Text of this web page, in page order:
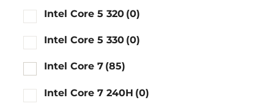
Intel Core 5 320 (0)
Intel Core 5 330 (0)
Intel Core 7 (85)
Intel Core 7 240H (0)